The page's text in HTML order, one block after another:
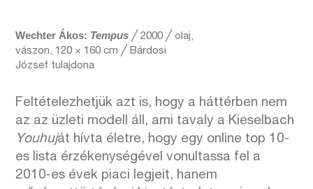
Wechter Ákos: Tempus ╱ 2000 ╱ olaj,
vászon, 120 × 160 cm ╱ Bárdosi
József tulajdona
Feltételezhetjük azt is, hogy a háttérben nem
az az üzleti modell áll, ami tavaly a Kieselbach
Youhuját hívta életre, hogy egy online top 10-
es lista érzékenységével vonultassa fel a
2010-es évek piaci legjeit, hanem